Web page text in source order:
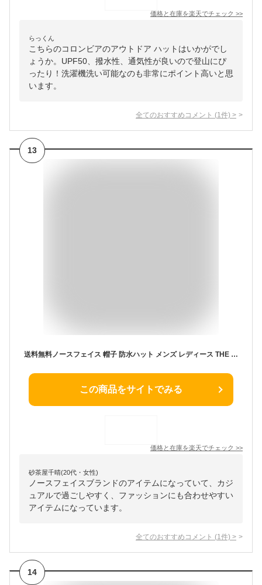
価格と在庫を楽天でチェック >>
らっくん
こちらのコロンビアのアウトドア ハットはいかがでし
ょうか。UPF50、撥水性、通気性が良いので登山にぴ
ったり！洗濯機洗い可能なのも非常にポイント高いと思
います。
全てのおすすめコメント (1 件) >
13
送料無料ノースフェイス 帽子 防水ハット メンズ レディース THE NORTH FACE ゴアテックスハット GORE-TEX トレッキング用 登山 キャンプ 野外フェス ユニセックス アウトドアウェア アクセサリー ぼうし ブランド アパレル/NN02304
この商品をサイトでみる
価格と在庫を楽天でチェック >>
砂茶屋千晴(20代・女性)
ノースフェイスブランドのアイテムになっていて、カジ
ュアルで過ごしやすく、ファッションにも合わせやすい
アイテムになっています。
全てのおすすめコメント (1 件) >
14